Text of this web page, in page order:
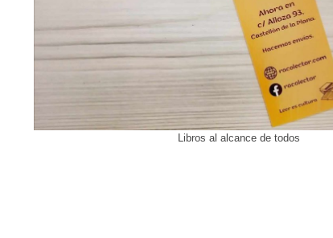
Libros al alcance de todos